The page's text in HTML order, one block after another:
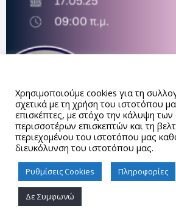
Proudly powered by WordPress
Χρησιμοποιούμε cookies για τη
σχετικά με τη χρήση του ιστοτόπου
επισκέπτες, με στόχο την κάλυψη
περισσοτέρων επισκεπτών και τη
περιεχομένου του ιστοτόπου μας
διευκόλυνση του ιστοτόπου μας.
Ρυθμίσεις Cookies Πληροφορίες
Δε Συμφωνώ